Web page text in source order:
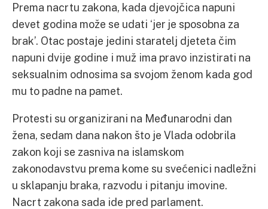
Prema nacrtu zakona, kada djevojčica napuni
devet godina može se udati ‘jer je sposobna za
brak’. Otac postaje jedini staratelj djeteta čim
napuni dvije godine i muž ima pravo inzistirati na
seksualnim odnosima sa svojom ženom kada god
mu to padne na pamet.
Protesti su organizirani na Međunarodni dan
žena, sedam dana nakon što je Vlada odobrila
zakon koji se zasniva na islamskom
zakonodavstvu prema kome su svećenici nadležni
u sklapanju braka, razvodu i pitanju imovine.
Nacrt zakona sada ide pred parlament.